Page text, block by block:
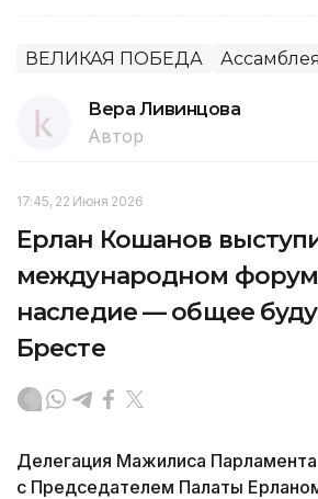
ВЕЛИКАЯ ПОБЕДА
Вера Ливинцова
Автор
17:45, 22 Июня 2026
Ерлан Кошанов
международном
наследие — общее
Бресте
Делегация Мажилиса Парламента
с Председателем Палаты